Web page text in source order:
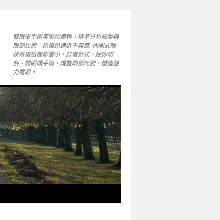
雙眼皮手術客製化療程，精準分析臉型與
眼部比例，恢復迅速近乎無痕. 內開式眼
袋恢復迅速影響小，訂書針式、迷你切
割、開眼頭手術，調整眼部比例，塑造魅
力電眼。